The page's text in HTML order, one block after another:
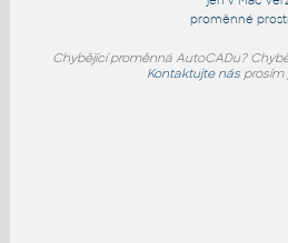
proměnné
Chybějící proměnná AutoCADu?
Kontaktujte násprosím